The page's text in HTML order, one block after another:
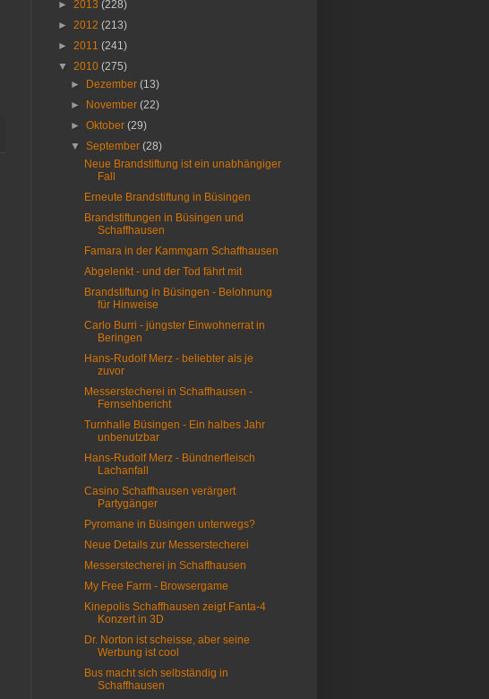
► 2013 (228)
► 2012 (213)
► 2011 (241)
▼ 2010 (275)
►
Dezember(13)
►
November(22)
►Oktober(29)
▼September(28)
Neue Brandstiftung ist ein unabhängiger
Fall
Erneute Brandstiftung in Büsingen
Brandstiftungen in Büsingen und
Schaffhausen
Famara in der Kammgarn Schaffhausen
Abgelenkt - und der Tod fährt mit
Brandstiftung in Büsingen - Belohnung
für Hinweise
Carlo Burri - jüngster Einwohnerrat in
Beringen
Hans-Rudolf Merz - beliebter als je
zuvor
Messerstecherei in Schaffhausen -
Fernsehbericht
Turnhalle Büsingen - Ein halbes Jahr
unbenutzbar
Hans-Rudolf Merz - Bündnerfleisch
Lachanfall
Casino Schaffhausen verärgert
Partygänger
Pyromane in Büsingen unterwegs?
Neue Details zur Messerstecherei
Messerstecherei in Schaffhausen
My Free Farm - Browsergame
Kinepolis Schaffhausen zeigt Fanta-4
Konzert in 3D
Dr. Norton ist scheisse, aber seine
Werbung ist cool
Bus macht sich selbständig in
Schaffhausen